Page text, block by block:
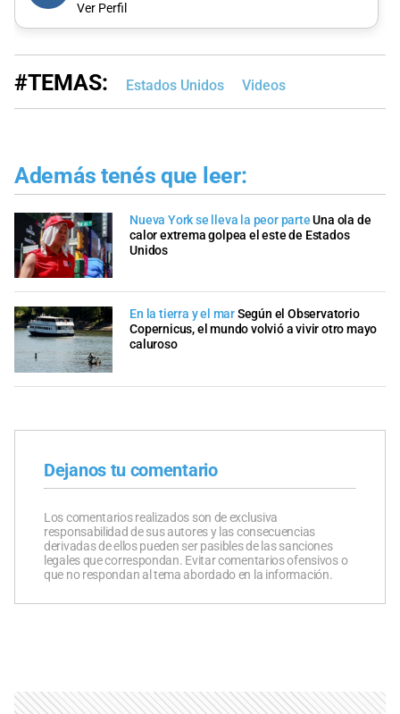
Ver Perfil
#TEMAS: Estados Unidos Videos
Además tenés que leer:
Nueva York se lleva la peor parte Una ola de
calor extrema golpea el este de Estados
Unidos
En la tierra y el marSegún el Observatorio
Copernicus, el mundo volvió a vivir otro mayo
caluroso
Dejanos tu comentario
Los comentarios realizados son de exclusiva
responsabilidad de sus autores y las consecuencias
derivadas de ellos pueden ser pasibles de las sanciones
legales que correspondan. Evitar comentarios ofensivos o
que no respondan al tema abordado en la información.